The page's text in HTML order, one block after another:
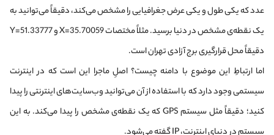
عدد که یکی طول و یکی عرض جغرافیایی را مشخص می‌کند، دقیقاً می‌توانید به
یک نقطه‌ی مشخص در دنیا برسید. مثلاً مختصات X=35.70059 و Y=51.33777
دقیقاً محل قرارگیری برج آزادی تهران است.
اما ارتباطِ این موضوع با دامنه چیست؟ اصلِ ماجرا این است که در اینترنت
سیستمی وجود دارد که با استفاده از آن می‌توانید وب‌سایت‌های اینترنتی را پیدا
کنید؛ دقیقاً مثل سیستم GPS که یک نقطه‌ی مشخص را پیدا می‌کند. به این
سیستم در دنیای اینترنت، IP گفته می‌شود.